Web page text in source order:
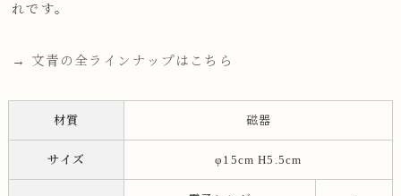
れです。
→ 文青の全ラインナップはこちら
材質 磁器
サイズ φ15cm H5.5cm